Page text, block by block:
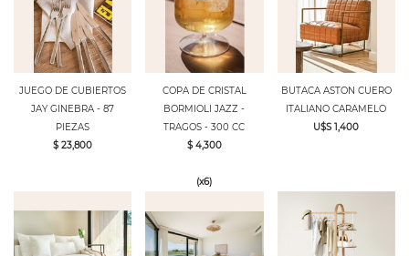
JUEGO DE CUBIERTOS
JAY GINEBRA - 87
PIEZAS
$ 23,800
COPA DE CRISTAL
BORMIOLI JAZZ -
TRAGOS - 300 CC
$ 4,300
(x6)
BUTACA ASTON CUERO
ITALIANO CARAMELO
U$S 1,400